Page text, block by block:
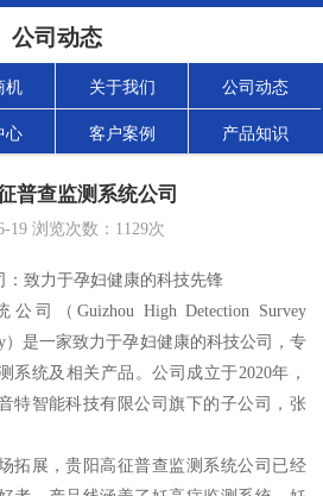
公司动态
机 关于我们 公司动态
心 客户案例 产品知识
普查监测系统公司
19 浏览次数： 1129次
致力于孕妇健康的科技先锋
司（Guizhou High Detection Survey
）是一家致力于孕妇健康的科技公司，专
系统及相关产品。公司成立于2020年，
特智能科技有限公司旗下的子公司，张
拓展，贵阳高征普查监测系统公司已经